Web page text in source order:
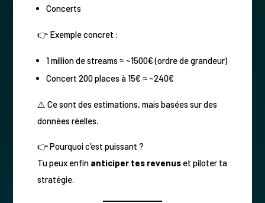
Concerts
👉 Exemple concret :
1 million de streams ≈ ~1500€ (ordre de grandeur)
Concert 200 places à 15€ ≈ ~240€
⚠️ Ce sont des estimations, mais basées sur des
données réelles.
👉 Pourquoi c’est puissant ?
Tu peux enfin anticiper tes revenuset piloter ta
stratégie.